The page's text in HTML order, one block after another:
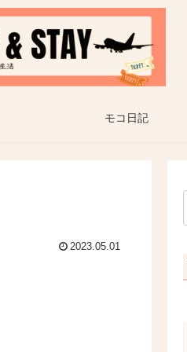
モコ日記
2023.05.01